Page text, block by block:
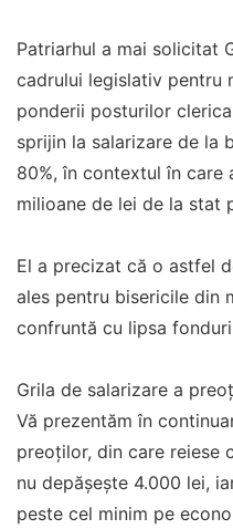
Patriarhul a mai solicitat
cadrului legislativ pentru
ponderii posturilor
sprijin la salarizare de la
80%, în contextul în care
milioane de lei de la stat
El a precizat că o astfel
ales pentru bisericile din
confruntă cu lipsa
Grila de salarizare a
Vă prezentăm în
preoţilor, din care reiese
nu depăşeşte 4.000 lei,
peste cel minim pe